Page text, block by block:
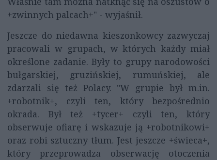
+zwinnych palcach+" - wyjaśnił.
Jeszcze do niedawna kieszonkowcy zazwyczaj
pracowali w grupach, w których każdy miał
określone zadanie. Były to grupy narodowości
bułgarskiej, gruzińskiej, rumuńskiej, ale
zdarzali się też Polacy. "W grupie był m.in.
+robotnik+, czyli ten, który bezpośrednio
okrada. Był też +tycer+ czyli ten, który
obserwuje ofiarę i wskazuje ją +robotnikowi+
oraz robi sztuczny tłum. Jest jeszcze +świeca+,
który przeprowadza obserwację otoczenia